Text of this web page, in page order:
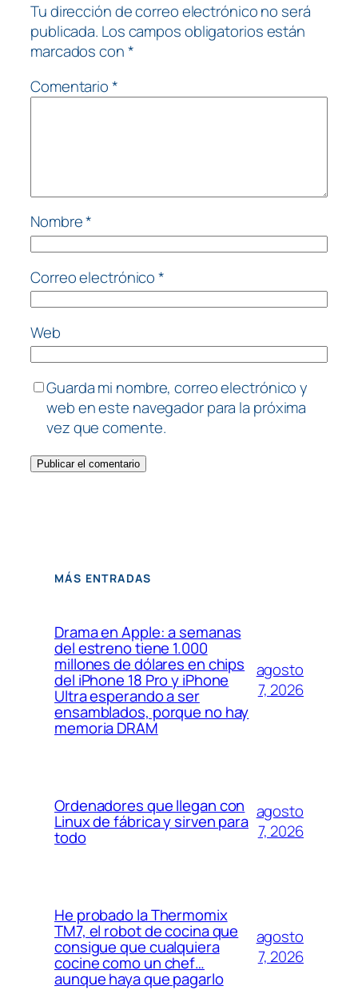
Tu dirección de correo electrónico no será
publicada. Los campos obligatorios están
marcados con*
Comentario*
Nombre*
Correo electrónico*
Web
Guarda mi nombre, correo electrónico y
web en este navegador para la próxima
vez que comente.
MÁS ENTRADAS
Drama en Apple: a semanas
del estreno tiene 1.000
millones de dólares en chips
del iPhone 18 Pro y iPhone
Ultra esperando a ser
ensamblados, porque no hay
memoria DRAM
agosto
7, 2026
Ordenadores que llegan con
Linux de fábrica y sirven para
todo
agosto
7, 2026
He probado la Thermomix
TM7, el robot de cocina que
consigue que cualquiera
cocine como un chef…
aunque haya que pagarlo
agosto
7, 2026